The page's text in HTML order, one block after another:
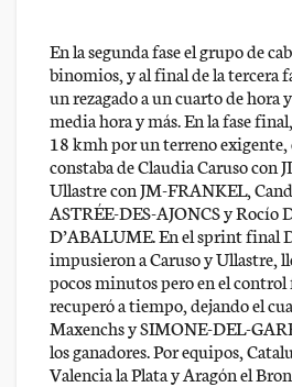
En la segunda fase el grupo de
binomios, y al final de la tercera
un rezagado a un cuarto de hora
media hora y más. En la fase
18 kmh por un terreno exigente,
constaba de Claudia Caruso con
Ullastre con JM-FRANKEL,
ASTRÉE-DES-AJONCS y Rocío
D’ABALUME. En el sprint final
impusieron a Caruso y Ullastre,
pocos minutos pero en el
recuperó a tiempo, dejando el
Maxenchs y SIMONE-DEL-
los ganadores. Por equipos,
Valencia la Plata y Aragón el